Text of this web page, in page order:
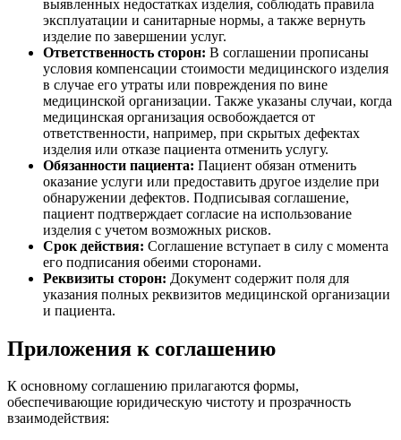
выявленных недостатках изделия, соблюдать правила
эксплуатации и санитарные нормы, а также вернуть
изделие по завершении услуг.
Ответственность сторон: В соглашении прописаны
условия компенсации стоимости медицинского изделия
в случае его утраты или повреждения по вине
медицинской организации. Также указаны случаи, когда
медицинская организация освобождается от
ответственности, например, при скрытых дефектах
изделия или отказе пациента отменить услугу.
Обязанности пациента: Пациент обязан отменить
оказание услуги или предоставить другое изделие при
обнаружении дефектов. Подписывая соглашение,
пациент подтверждает согласие на использование
изделия с учетом возможных рисков.
Срок действия: Соглашение вступает в силу с момента
его подписания обеими сторонами.
Реквизиты сторон: Документ содержит поля для
указания полных реквизитов медицинской организации
и пациента.
Приложения к соглашению
К основному соглашению прилагаются формы,
обеспечивающие юридическую чистоту и прозрачность
взаимодействия: